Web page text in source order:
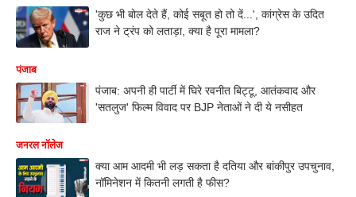
'कुछ भी बोल देते हैं, कोई सबूत हो तो दें...', कांग्रेस के उदित
राज ने ट्रंप को लताड़ा, क्या है पूरा मामला?
पंजाब
पंजाब: अपनी ही पार्टी में घिरे रवनीत बिट्टू, आतंकवाद और
'सतलुज' फिल्म विवाद पर BJP नेताओं ने दी ये नसीहत
जनरल नॉलेज
क्या आम आदमी भी लड़ सकता है दतिया और बांकीपुर उपचुनाव,
नॉमिनेशन में कितनी लगती है फीस?